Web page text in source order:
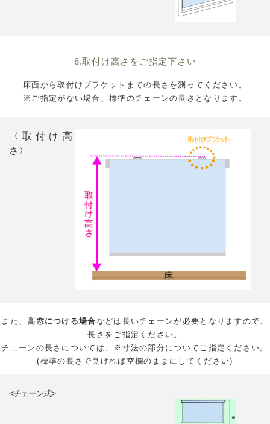
6.取付け高さをご指定下さい
床面から取付けブラケットまでの長さを測ってください。
※ご指定がない場合、標準のチェーンの長さとなります。
〈取付け高
さ〉
また、高窓につける場合 などは長いチェーンが必要となりますので、
長さをご指定ください。
チェーンの長さについては、※寸法の部分についてご指定ください。
(標準の長さで良ければ空欄のままにしてください)
<チェーン式>